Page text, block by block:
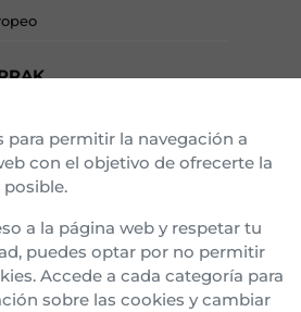
para permitir la navegación a
con el objetivo de ofrecerte la
a la página web y respetar tu
puedes optar por no permitir
Accede a cada categoría para
sobre las cookies y cambiar